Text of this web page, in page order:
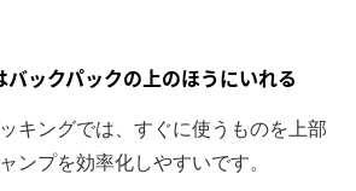
ックパックの上のほうにいれる
キングでは、すぐに使うものを上部
ンプを効率化しやすいです。